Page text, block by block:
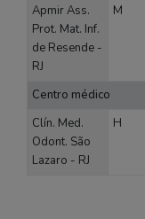
Apmir Ass.
Prot. Mat. Inf.
de Resende -
RJ
M
Centro médico
Clín. Med.
Odont. São
Lazaro - RJ
H